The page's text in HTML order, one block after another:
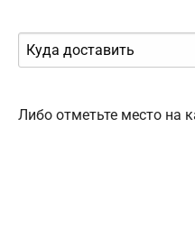
Либо отметьте место на